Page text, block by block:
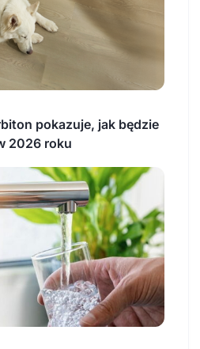
pokazuje, jak będzie
2026 roku